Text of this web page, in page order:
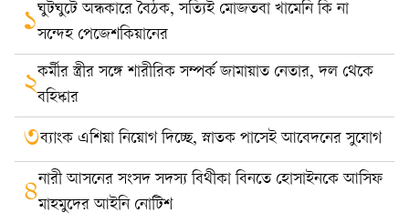
১ঘুটঘুটে অন্ধকারে বৈঠক, সত্যিই মোজতবা খামেনি কি না
সন্দেহ পেজেশকিয়ানের
২কর্মীর স্ত্রীর সঙ্গে শারীরিক সম্পর্ক জামায়াত নেতার, দল থেকে
বহিষ্কার
৩ব্যাংক এশিয়া নিয়োগ দিচ্ছে, স্নাতক পাসেই আবেদনের সুযোগ
৪নারী আসনের সংসদ সদস্য বিথীকা বিনতে হোসাইনকে আসিফ
মাহমুদের আইনি নোটিশ